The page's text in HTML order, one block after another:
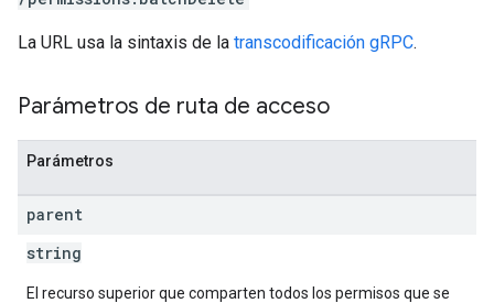
La URL usa la sintaxis de la transcodificación gRPC.
Parámetros de ruta de acceso
Parámetros
parent
string
El recurso superior que comparten todos los permisos que se